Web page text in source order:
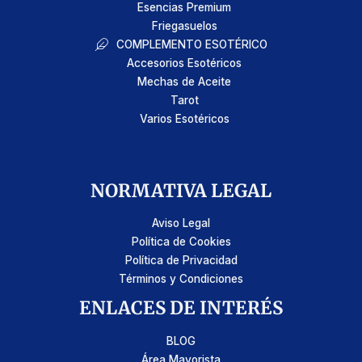
Esencias Premium
Friegasuelos
COMPLEMENTO ESOTÉRICO
Accesorios Esotéricos
Mechas de Aceite
Tarot
Varios Esotéricos
NORMATIVA LEGAL
Aviso Legal
Política de Cookies
Política de Privacidad
Términos y Condiciones
ENLACES DE INTERÉS
BLOG
Área Mayorista